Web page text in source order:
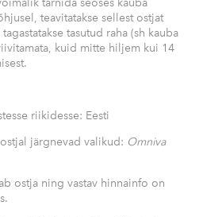
tarnida seoses kauba
teavitatakse sellest ostjat
tasutud raha (sh kauba
kuid mitte hiljem kui 14
riikidesse: Eesti
järgnevad valikud: Omniva
ostja ning vastav hinnainfo on